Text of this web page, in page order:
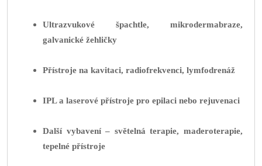
Ultrazvukové špachtle, mikrodermabraze,
galvanické žehličky
Přístroje na kavitaci, radiofrekvenci, lymfodrenáž
IPL a laserové přístroje pro epilaci nebo rejuvenaci
Další vybavení – světelná terapie, maderoterapie,
tepelné přístroje